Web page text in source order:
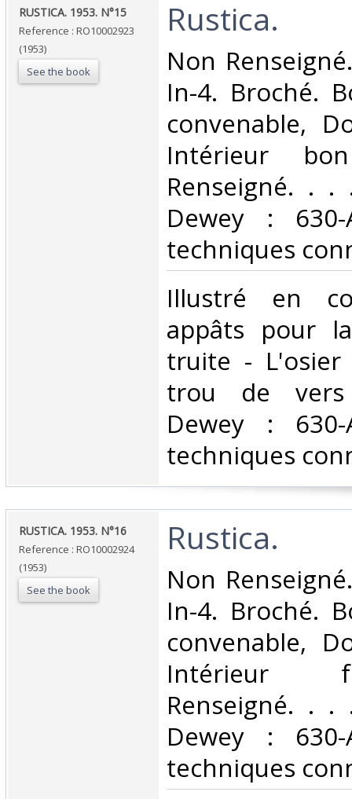
‎RUSTICA. 1953. N°15‎
Reference : RO10002923
(1953)
See the book
‎Rustica.‎
‎Non
In-4. Broché.
convenable,
Intérieur
Renseigné. . .
Dewey :
techniques
‎Illustré en
appâts pour
truite -
trou de vers
Dewey :
techniques
‎RUSTICA. 1953. N°16‎
Reference : RO10002924
(1953)
See the book
‎Rustica.‎
‎Non
In-4. Broché.
convenable,
Intérieur
Renseigné. . .
Dewey :
techniques